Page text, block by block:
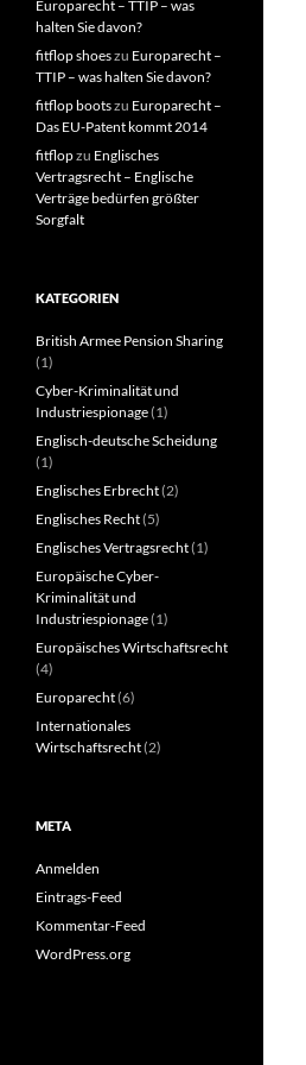
Europarecht – TTIP – was
halten Sie davon?
fitflop shoeszu Europarecht –
TTIP – was halten Sie davon?
fitflop bootszu Europarecht –
Das EU-Patent kommt 2014
fitflopzu Englisches
Vertragsrecht – Englische
Verträge bedürfen größter
Sorgfalt
KATEGORIEN
British Armee Pension Sharing
(1)
Cyber-Kriminalität und
Industriespionage(1)
Englisch-deutsche Scheidung
(1)
Englisches Erbrecht(2)
Englisches Recht(5)
Englisches Vertragsrecht(1)
Europäische Cyber-
Kriminalität und
Industriespionage(1)
Europäisches Wirtschaftsrecht
(4)
Europarecht(6)
Internationales
Wirtschaftsrecht(2)
META
Anmelden
Eintrags-Feed
Kommentar-Feed
WordPress.org